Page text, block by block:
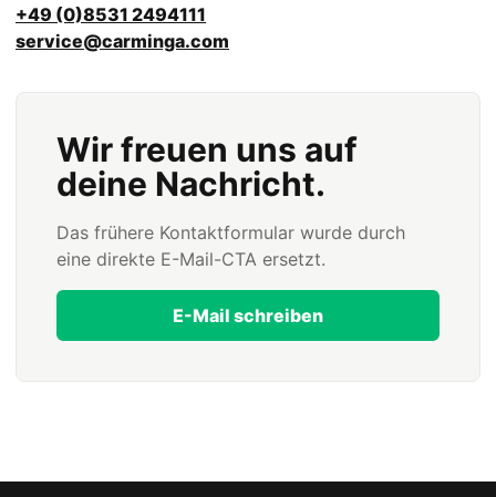
+49 (0)8531 2494111
service@carminga.com
Wir freuen uns auf
deine Nachricht.
Das frühere Kontaktformular wurde durch
eine direkte E-Mail-CTA ersetzt.
E-Mail schreiben